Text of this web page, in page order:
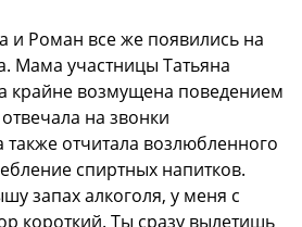
и Роман все же появились на
Мама участницы Татьяна
крайне возмущена поведением
на звонки
также отчитала возлюбленного
спиртных напитков.
запах алкоголя, у меня с
короткий. Ты сразу вылетишь